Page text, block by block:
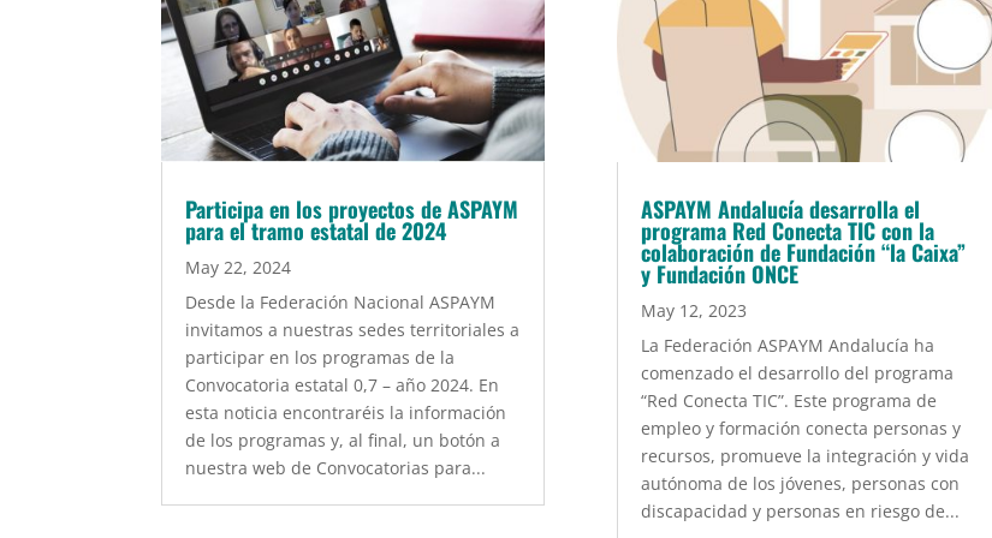
Participa en los proyectos de ASPAYM
para el tramo estatal de 2024
May 22, 2024
Desde la Federación Nacional ASPAYM
invitamos a nuestras sedes territoriales a
participar en los programas de la
Convocatoria estatal 0,7 – año 2024. En
esta noticia encontraréis la información
de los programas y, al final, un botón a
nuestra web de Convocatorias para...
ASPAYM Andalucía desarrolla el
programa Red Conecta TIC con la
colaboración de Fundación “la Caixa”
y Fundación ONCE
May 12, 2023
La Federación ASPAYM Andalucía ha
comenzado el desarrollo del programa
“Red Conecta TIC”. Este programa de
empleo y formación conecta personas y
recursos, promueve la integración y vida
autónoma de los jóvenes, personas con
discapacidad y personas en riesgo de...